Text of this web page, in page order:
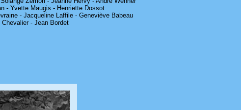
- Yvette Maugis - Henriette Dossot
- Jacqueline Laffile - Geneviève Babeau
- Jean Bordet